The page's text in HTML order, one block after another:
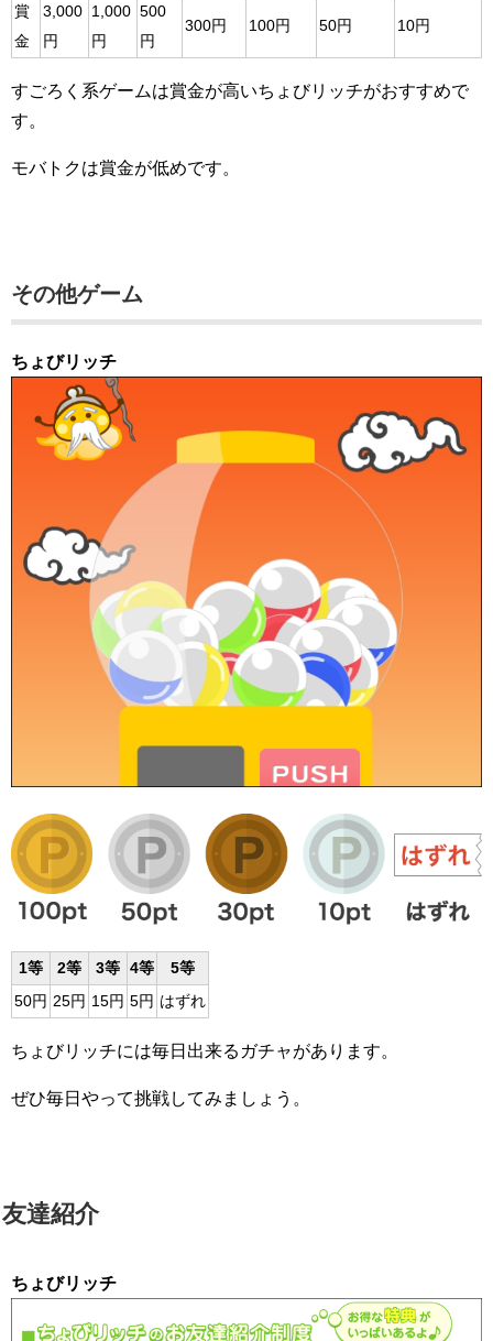
賞
金
3,000
円
1,000
円
500
円
300円 100円 50円 10円
すごろく系ゲームは賞金が高いちょびリッチがおすすめで
す。
モバトクは賞金が低めです。
その他ゲーム
ちょびリッチ
1等 2等 3等 4等
5等
50円 25円 15円 5円 はずれ
ちょびリッチには毎日出来るガチャがあります。
ぜひ毎日やって挑戦してみましょう。
友達紹介
ちょびリッチ